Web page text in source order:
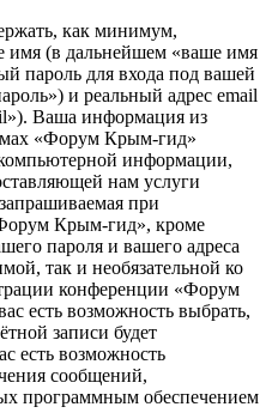
как минимум,
имя (в дальнейшем «ваше имя
пароль для входа под вашей
и реальный адрес email
Ваша информация из
«Форум Крым-гид»
информации,
нам услуги
при
Крым-гид», кроме
пароля и вашего адреса
так и необязательной ко
конференции «Форум
есть возможность выбрать,
записи будет
есть возможность
сообщений,
программным обеспечением